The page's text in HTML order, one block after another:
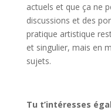
actuels et que ça ne
discussions et des
pratique artistique
et singulier, mais en
sujets.
Tu t’intéresses